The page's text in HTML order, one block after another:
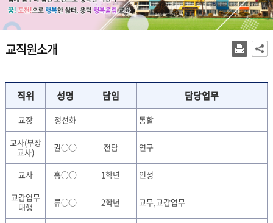
교직원소개
직위 성명 담임 담당업무
교장 정선화
통할
교사(부장
교사)
권○○ 전담 연구
교사 홍○○ 1학년
인성
교감업무
대행
류○○ 2학년 교무,교감업무